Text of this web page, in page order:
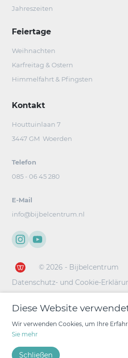
Jahreszeiten
Feiertage
Weihnachten
Karfreitag & Ostern
Himmelfahrt & Pfingsten
Kontakt
Houttuinlaan 7
3447 GM Woerden
Telefon
085 - 06 45 280
E-Mail
info@bijbelcentrum.nl
© 2026 - Bijbelcentrum
Datenschutz- und Cookie-
Diese Website
Wir verwenden Cookies, um Ihre
Sie mehr
Schließen